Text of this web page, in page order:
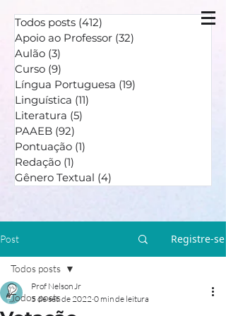
Todos posts (412)
Apoio ao Professor (32)
Aulão (3)
Curso (9)
Língua Portuguesa (19)
Linguística (11)
Literatura (5)
PAAEB (92)
Pontuação (1)
Redação (1)
Gênero Textual (4)
Post Registre-se
Todos posts
Todos posts
Prof Nelson Jr
5 de set. de 2022 0 min de leitura